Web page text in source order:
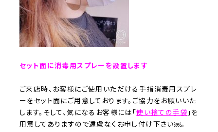
セット面に消毒用スプレーを設置します
ご来店時、お客様にご使用いただける手指消毒用スプレ
ーをセット面にご用意しております。ご協力をお願いいた
します。そして、気になるお客様には「使い捨ての手袋 」を
用意してありますので遠慮なくお申し付け下さい￼。